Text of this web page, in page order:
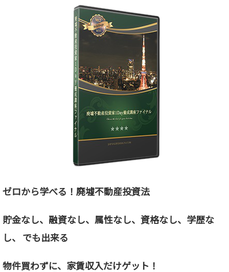
ゼロから学べる！廃墟不動産投資法
貯金なし、融資なし、属性なし、資格なし、 学歴な
し、 でも出来る
物件買わずに、家賃収入だけゲット！